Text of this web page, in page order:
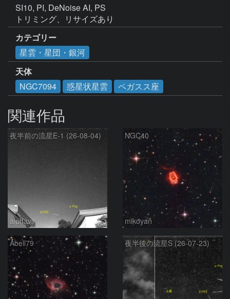
SI10, PI, DeNoise AI, PS
トリミング、リサイズあり
カテゴリー
星雲・星団・銀河
天体
NGC7094
惑星状星雲 ペガスス座
関連作品
夜半前の流星E-1 (26-08-04)
alphavir
NGC40
mikoyan
Abell79 夜半後の流星S (26-07-23)